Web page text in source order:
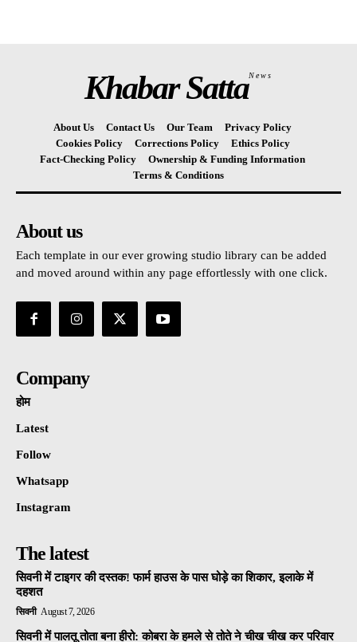
Khabar SattaNews
About Us Contact Us Our Team
Privacy Policy
Cookies Policy
Corrections Policy
Ethics Policy
Fact-Checking Policy
Ownership & Funding Information
Terms & Conditions
About us
Each template in our ever growing studio library can be added
and moved around within any page effortlessly with one click.
Company
होम
Latest
Follow
Whatsapp
Instagram
The latest
सिवनी में टाइगर की दस्तक! फार्म हाउस के पास घोड़े का शिकार, इलाके में
दहशत
सिवनी August 7, 2026
सिवनी में पालतू तोता बना हीरो: कोबरा के हमले से तोते ने चीख चीख कर परिवार